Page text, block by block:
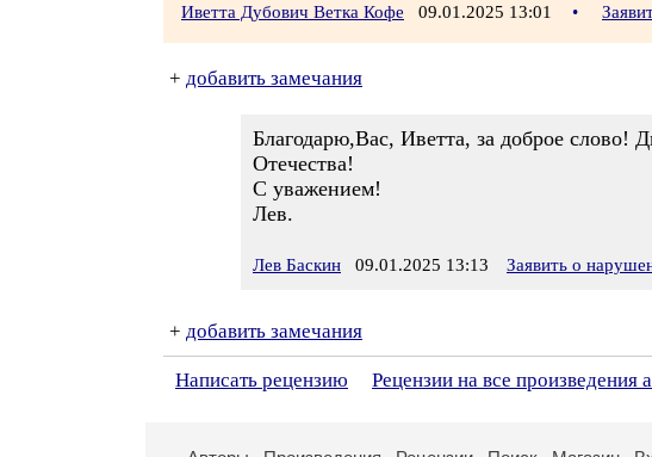
Иветта Дубович Ветка Кофе 09.01.2025 13:01 •
+ добавить замечания
Благодарю,Вас, Иветта, за доброе
Отечества!
С уважением!
Лев.
Лев Баскин 09.01.2025 13:13 Заявить о
+ добавить замечания
Написать рецензию Рецензии на все произведения